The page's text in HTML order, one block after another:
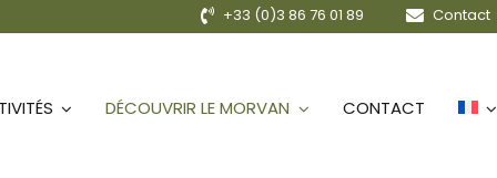
+33 (0)3 86 76 01 89 Contact
DÉCOUVRIR LE MORVAN CONTACT